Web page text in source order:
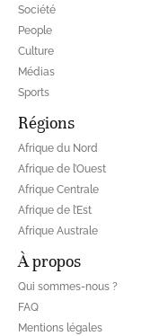
Société
People
Culture
Médias
Sports
Régions
Afrique du Nord
Afrique de l’Ouest
Afrique Centrale
Afrique de l’Est
Afrique Australe
À propos
Qui sommes-nous ?
FAQ
Mentions légales